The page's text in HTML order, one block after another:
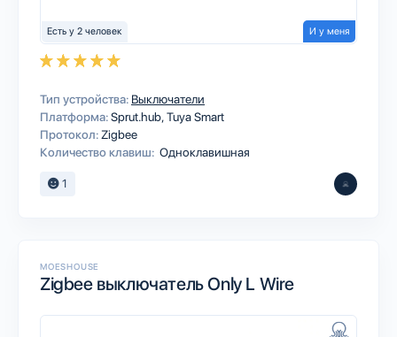
Есть у 2 человек И у меня
Тип устройства: Выключатели
Платформа:Sprut.hubTuya Smart
Протокол: Zigbee
Количество клавиш: Одноклавишная
1
MOESHOUSE
Zigbee выключатель Only L Wire